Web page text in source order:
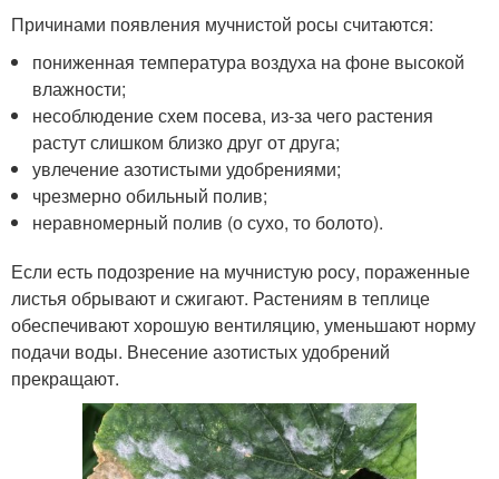
Причинами появления мучнистой росы считаются:
пониженная температура воздуха на фоне высокой
влажности;
несоблюдение схем посева, из-за чего растения
растут слишком близко друг от друга;
увлечение азотистыми удобрениями;
чрезмерно обильный полив;
неравномерный полив (о сухо, то болото).
Если есть подозрение на мучнистую росу, пораженные
листья обрывают и сжигают. Растениям в теплице
обеспечивают хорошую вентиляцию, уменьшают норму
подачи воды. Внесение азотистых удобрений
прекращают.